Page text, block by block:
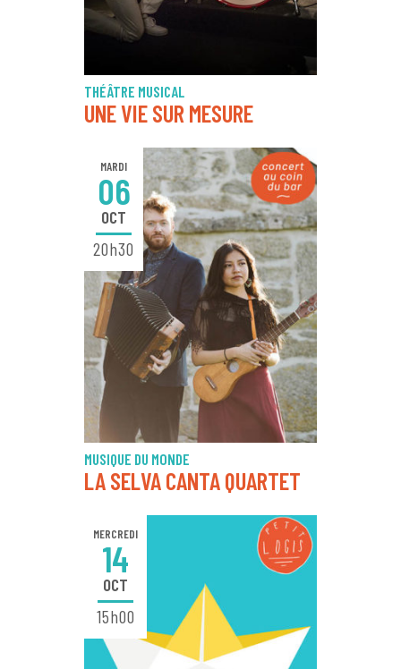
THÉÂTRE MUSICAL
UNE VIE SUR MESURE
MARDI
06
OCT
20h30
MUSIQUE DU MONDE
LA SELVA CANTA QUARTET
MERCREDI
14
OCT
15h00